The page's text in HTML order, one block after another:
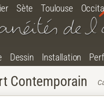
Sète Toulouse
Dessin Installation
Contemporain